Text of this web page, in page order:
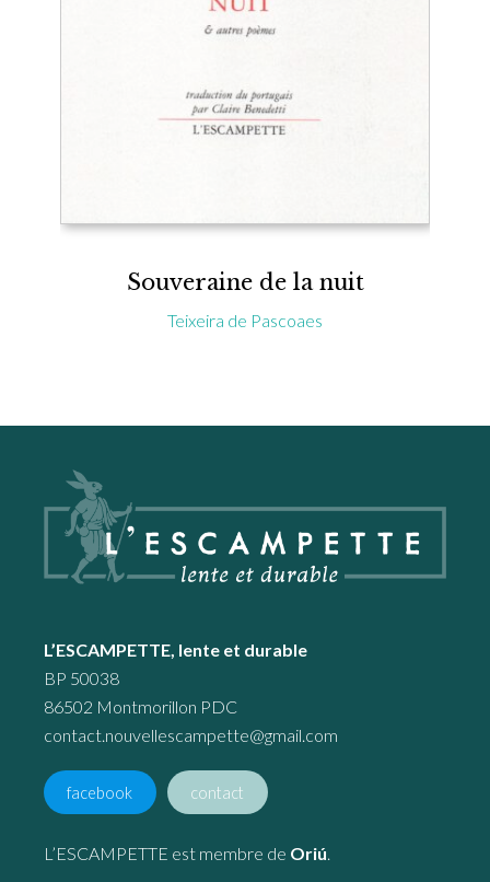
Souveraine de la nuit
Teixeira de Pascoaes
L’ESCAMPETTE, lente et durable
BP 50038
86502 Montmorillon PDC
contact.nouvellescampette@gmail.com
facebook contact
L’ESCAMPETTE est membre de Oriú